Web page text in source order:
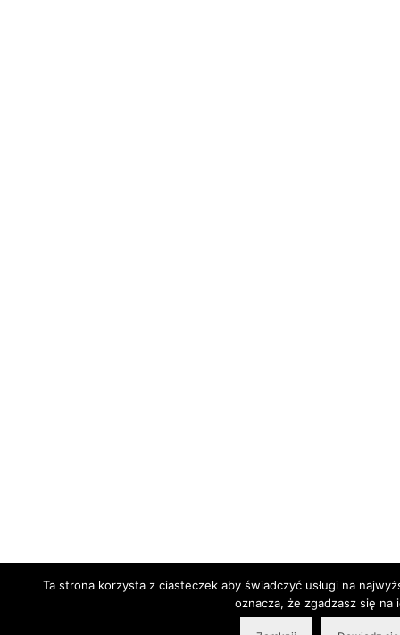
Ta strona korzysta z ciasteczek aby świadczyć usługi na
oznacza, że zgadzasz się na